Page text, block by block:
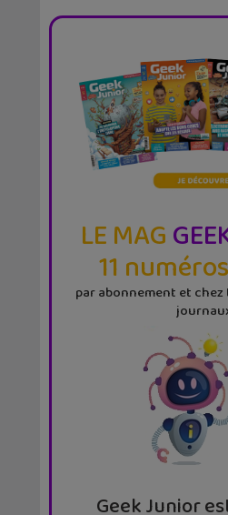
LE MAG
11
par abonnement et
Geek Junior